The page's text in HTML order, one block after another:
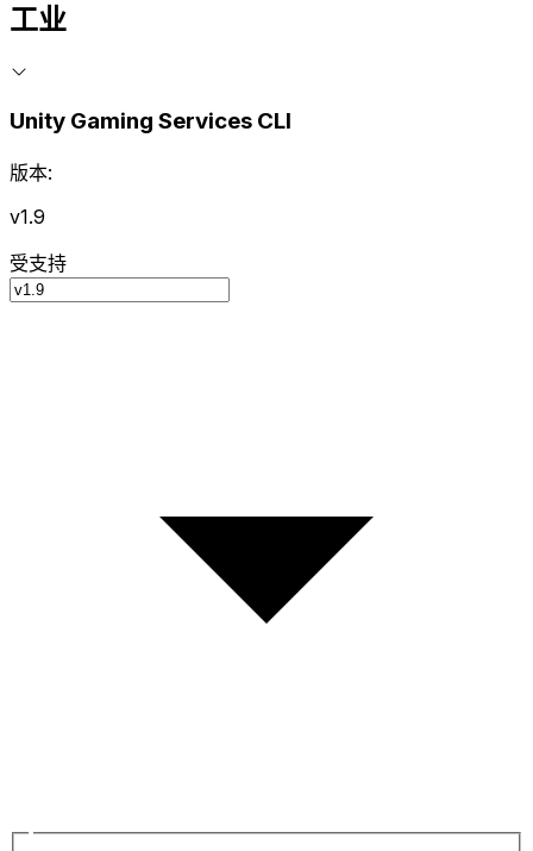
工业
Unity Gaming Services CLI
版本:
v1.9
受支持